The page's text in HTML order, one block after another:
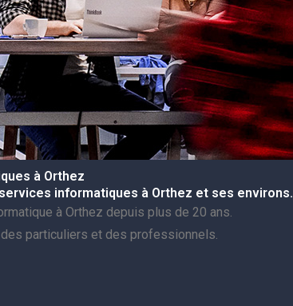
à Orthez
informatiques à Orthez et ses environs.
à Orthez depuis plus de 20 ans.
particuliers et des professionnels.